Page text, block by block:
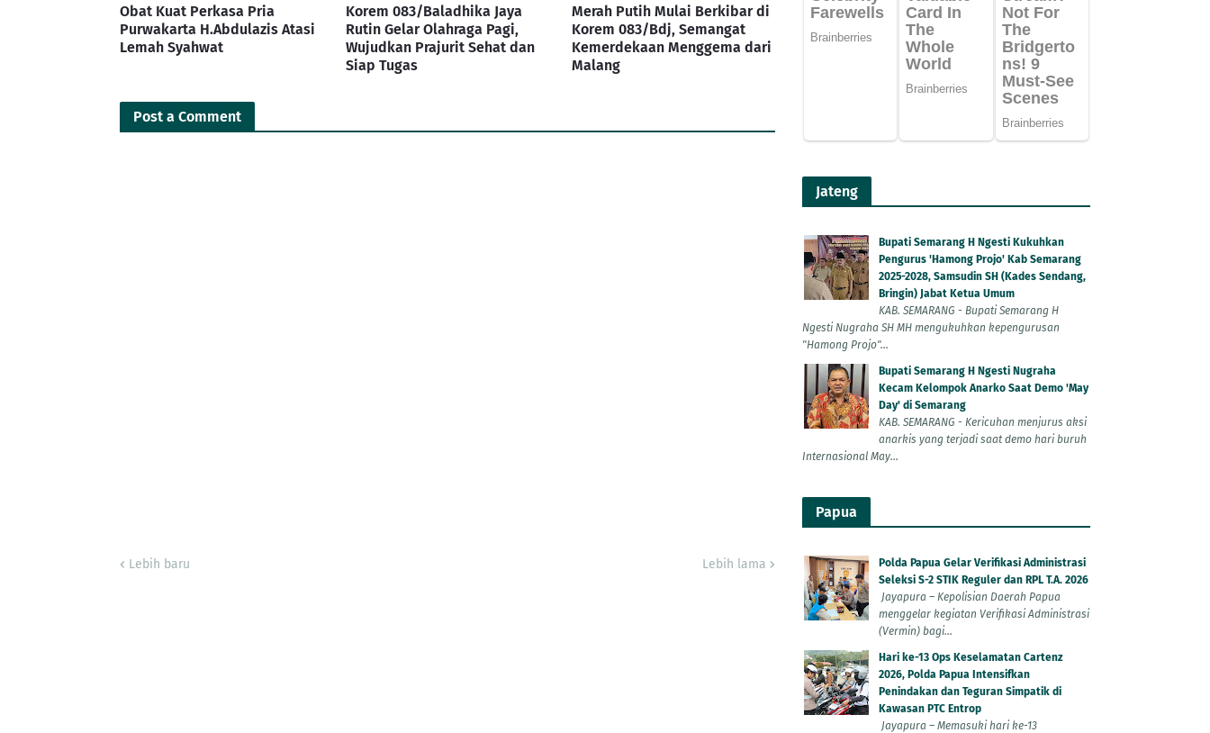
Obat Kuat Perkasa Pria
Purwakarta H.Abdulazis Atasi
Lemah Syahwat
Korem 083/Baladhika Jaya
Rutin Gelar Olahraga Pagi,
Wujudkan Prajurit Sehat dan
Siap Tugas
Merah Putih Mulai Berkibar di
Korem 083/Bdj, Semangat
Kemerdekaan Menggema dari
Malang
Post a Comment
Lebih baru Lebih lama
Jateng
Bupati Semarang H Ngesti Kukuhkan
Pengurus 'Hamong Projo' Kab Semarang
2025-2028, Samsudin SH (Kades Sendang,
Bringin) Jabat Ketua Umum
KAB. SEMARANG - Bupati Semarang H
Ngesti Nugraha SH MH mengukuhkan kepengurusan
"Hamong Projo"...
Bupati Semarang H Ngesti Nugraha
Kecam Kelompok Anarko Saat Demo 'May
Day' di Semarang
KAB. SEMARANG - Kericuhan menjurus aksi
anarkis yang terjadi saat demo hari buruh
Internasional May...
Papua
Polda Papua Gelar Verifikasi Administrasi
Seleksi S-2 STIK Reguler dan RPL T.A. 2026
Jayapura – Kepolisian Daerah Papua
menggelar kegiatan Verifikasi Administrasi
(Vermin) bagi...
Hari ke-13 Ops Keselamatan Cartenz
2026, Polda Papua Intensifkan
Penindakan dan Teguran Simpatik di
Kawasan PTC Entrop
Jayapura – Memasuki hari ke-13